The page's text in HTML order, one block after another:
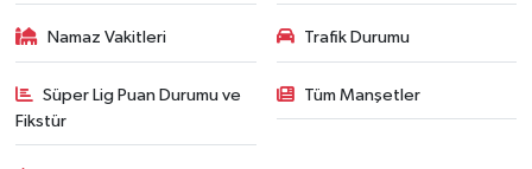
Namaz Vakitleri Trafik Durumu
Süper Lig Puan Durumu ve
Fikstür
Tüm Manşetler